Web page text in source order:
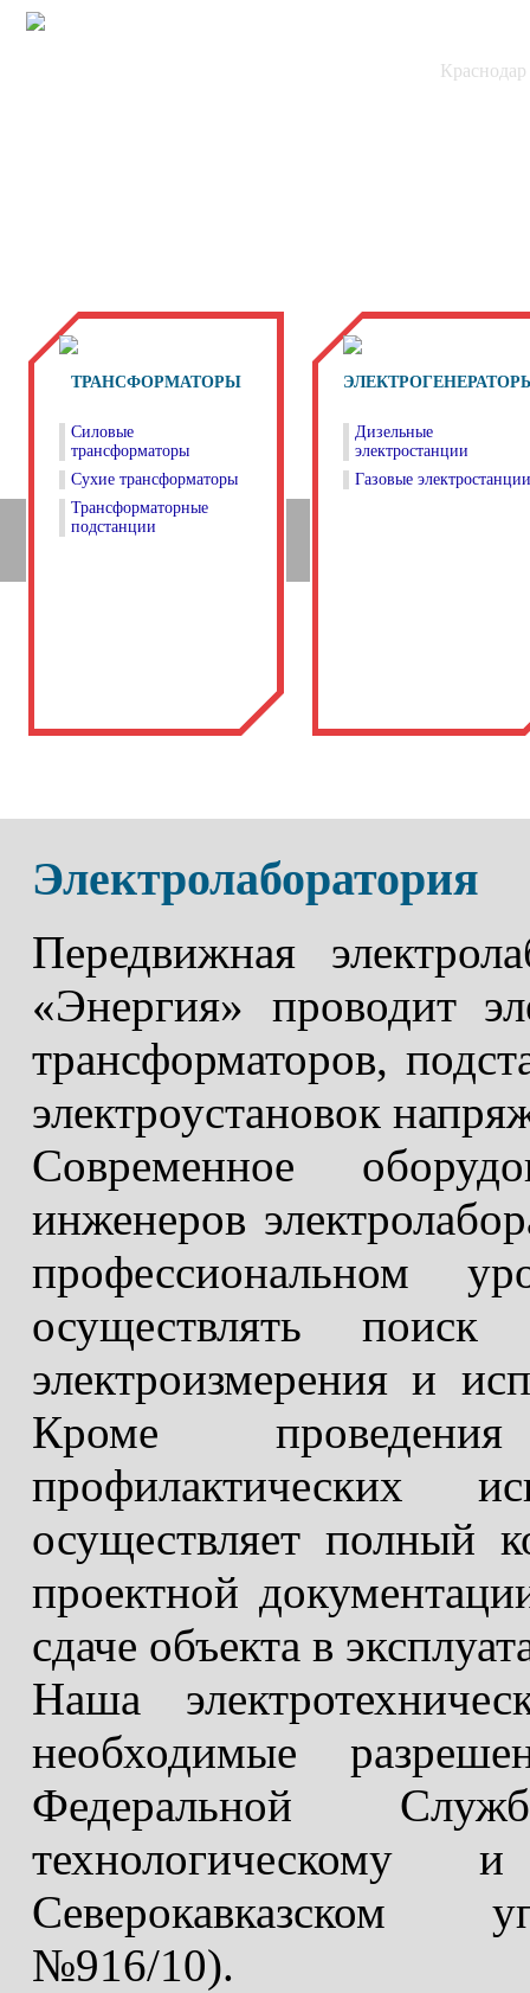
Краснодар
ТРАНСФОРМАТОРЫ
Силовые
трансформаторы
Сухие трансформаторы
Трансформаторные
подстанции
Дизельные
электростанции
Газовые электростанции
Электролаборатория
Передвижная
«Энергия» проводит
трансформаторов,
электроустановок
Современное
инженеров
профессиональном
осуществлять поиск
электроизмерения и
Кроме
профилактических
осуществляет полный
проектной
сдаче объекта в
Наша
необходимые
Федеральной
Северокавказском
№916/10).